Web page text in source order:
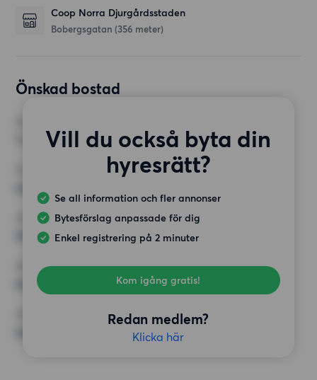
Coop Norra Djurgårdsstaden
Bobergsgatan (356 meter)
Önskad bostad
Vill du också byta din
hyresrätt?
Se all information och fler annonser
Bytesförslag anpassade för dig
Enkel registrering på 2 minuter
Kom igång gratis!
Redan medlem?
Klicka här
MINST ANTAL KVADRATMETER
HÖGSTA HYRA
10 500 kr
Hiss
ÖVRIGA PREFERENSER
Inga speciella preferenser